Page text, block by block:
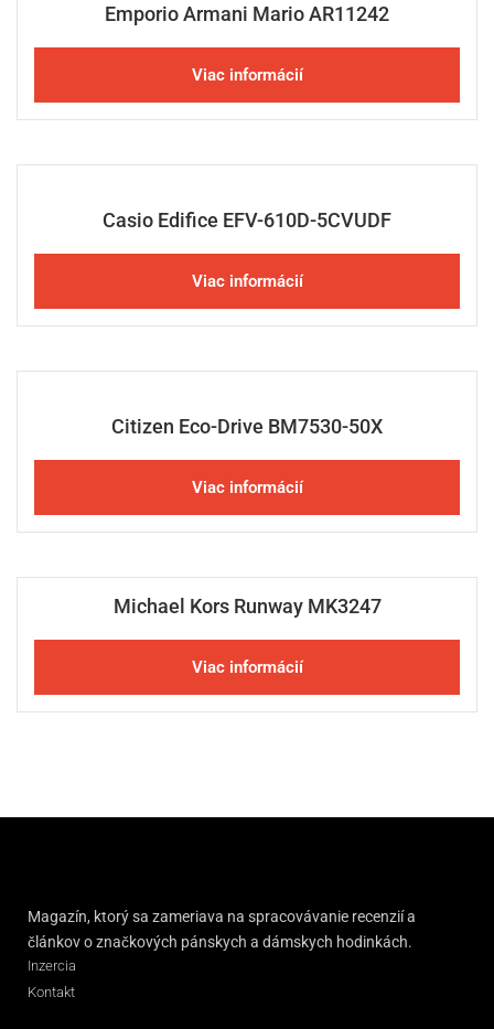
Emporio Armani Mario AR11242
Viac informácií
Casio Edifice EFV-610D-5CVUDF
Viac informácií
Citizen Eco-Drive BM7530-50X
Viac informácií
Michael Kors Runway MK3247
Viac informácií
Magazín, ktorý sa zameriava na spracovávanie recenzií a
článkov o značkových pánskych a dámskych hodinkách.
Inzercia
Kontakt